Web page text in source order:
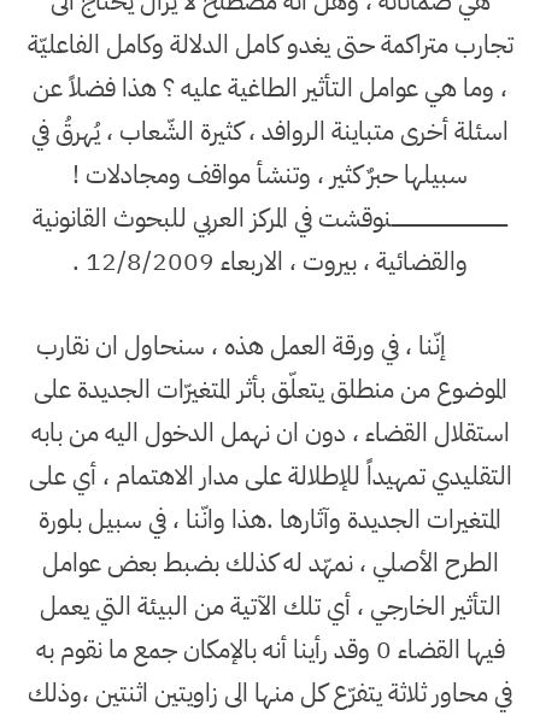
تجارب متراكمة حتى يغدو كامل الدلالة وكامل الفاعليّة
، وما هي عوامل التأثير الطاغية عليه ؟ هذا فضلاً عن
اسئلة أخرى متباينة الروافد ، كثيرة الشّعاب ، يُهرقُ في
سبيلها حبرٌ كثير ، وتنشأ مواقف ومجادلات !
ــــــــــــــــــــــــــــــــــــــــــــــــنوقشت في المركز العربي للبحوث القانونية
والقضائية ، بيروت ، الاربعاء 12/8/2009 .
إنّنا ، في ورقة العمل هذه ، سنحاول ان نقارب
الموضوع من منطلق يتعلّق بأثر المتغيرّات الجديدة على
استقلال القضاء ، دون ان نهمل الدخول اليه من بابه
التقليدي تمهيداً للإطلالة على مدار الاهتمام ، أي على
المتغيرات الجديدة وآثارها .هذا وانّنا ، في سبيل بلورة
الطرح الأصلي ، نمهّد له كذلك بضبط بعض عوامل
التأثير الخارجي ، أي تلك الآتية من البيئة التي يعمل
فيها القضاء 0 وقد رأينا أنه بالإمكان جمع ما نقوم به
في محاور ثلاثة يتفرّع كل منها الى زاويتين اثنتين ،وذلك